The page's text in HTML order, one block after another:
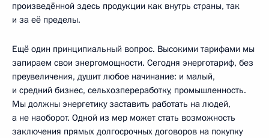
произведённой здесь продукции как внутрь страны, так
и за её пределы.
Ещё один принципиальный вопрос. Высокими тарифами мы
запираем свои энергомощности. Сегодня энерготариф, без
преувеличения, душит любое начинание: и малый,
и средний бизнес, сельхозпереработку, промышленность.
Мы должны энергетику заставить работать на людей,
а не наоборот. Одной из мер может стать возможность
заключения прямых долгосрочных договоров на покупку